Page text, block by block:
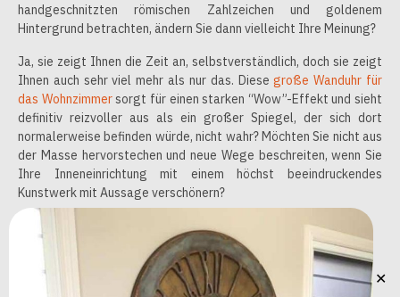
✕
handgeschnitzten römischen Zahlzeichen und goldenem
Hintergrund betrachten, ändern Sie dann vielleicht Ihre Meinung?
Ja, sie zeigt Ihnen die Zeit an, selbstverständlich, doch sie zeigt
Ihnen auch sehr viel mehr als nur das. Diesegroße Wanduhr für
das Wohnzimmersorgt für einen starken “Wow”-Effekt und sieht
definitiv reizvoller aus als ein großer Spiegel, der sich dort
normalerweise befinden würde, nicht wahr? Möchten Sie nicht aus
der Masse hervorstechen und neue Wege beschreiten, wenn Sie
Ihre Inneneinrichtung mit einem höchst beeindruckendes
Kunstwerk mit Aussage verschönern?